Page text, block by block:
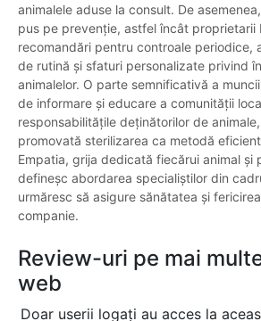
animalele aduse la consult. De
pus pe prevenție, astfel încât proprietarii
recomandări pentru controale periodice,
de rutină și sfaturi personalizate privind
animalelor. O parte semnificativă a
de informare și educare a comunității
responsabilitățile deținătorilor de
promovată sterilizarea ca metodă
Empatia, grija dedicată fiecărui animal și
defineșc abordarea specialiștilor din
urmăresc să asigure sănătatea și
companie.
Review-uri pe mai
web
Doar userii logați au acces la